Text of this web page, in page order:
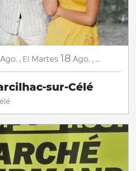
Ago. , El Martes 18 Ago. , ...
sur-Célé